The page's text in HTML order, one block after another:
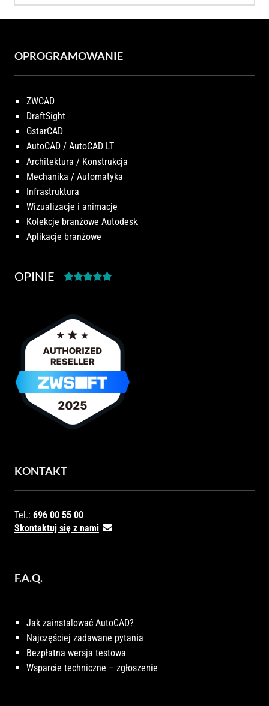
OPROGRAMOWANIE
ZWCAD
DraftSight
GstarCAD
AutoCAD / AutoCAD LT
Architektura / Konstrukcja
Mechanika / Automatyka
Infrastruktura
Wizualizacje i animacje
Kolekcje branżowe Autodesk
Aplikacje branżowe
OPINIE
KONTAKT
Tel.: 696 00 55 00
Skontaktuj się z nami
F.A.Q.
Jak zainstalować AutoCAD?
Najczęściej zadawane pytania
Bezpłatna wersja testowa
Wsparcie techniczne – zgłoszenie